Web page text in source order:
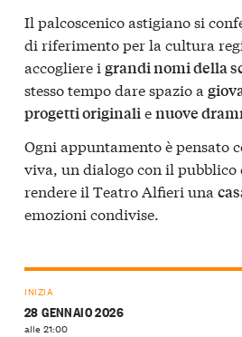
Il palcoscenico astigiano si
di riferimento per la cultura
accogliere i grandi nomi della
stesso tempo dare spazio a
progetti originalienuove
Ogni appuntamento è pensato
viva, un dialogo con il pubblico
rendere il Teatro Alfieri una
emozioni condivise.
INIZIA
28 GENNAIO 2026
alle 21:00